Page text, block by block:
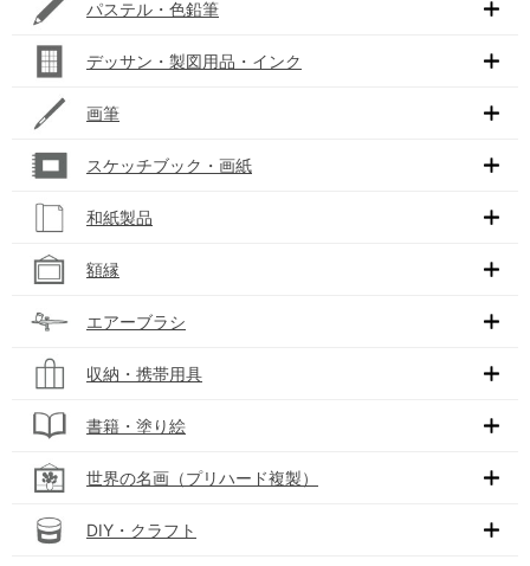
パステル・色鉛筆
デッサン・製図用品・インク
画筆
スケッチブック・画紙
和紙製品
額縁
エアーブラシ
収納・携帯用具
書籍・塗り絵
世界の名画（プリハード複製）
DIY・クラフト